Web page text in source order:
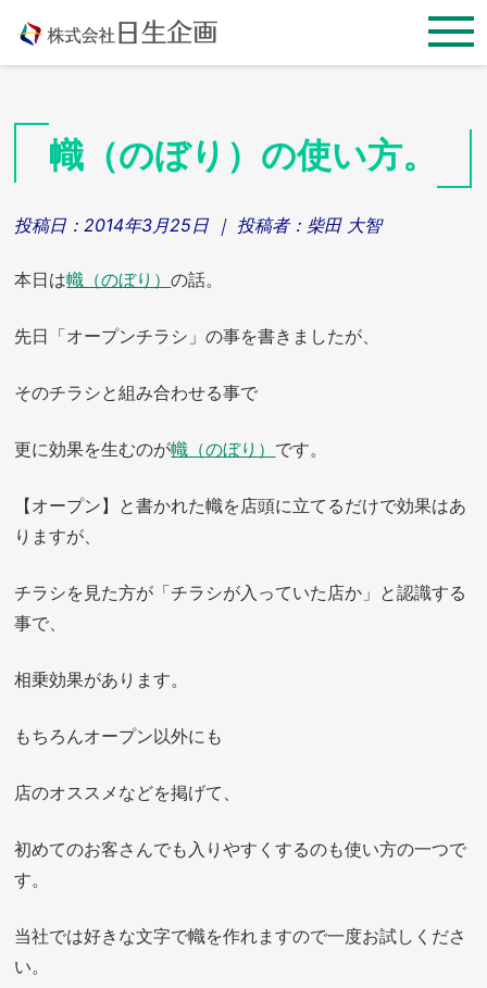
content
幟（のぼり）の使い方。
投稿日： 2014年3月25日 ｜ 投稿者： 柴田 大智
本日は幟（のぼり）の話。
先日「オープンチラシ」の事を書きましたが、
そのチラシと組み合わせる事で
更に効果を生むのが幟（のぼり） です。
【オープン】と書かれた幟を店頭に立てるだけで効果はあ
りますが、
チラシを見た方が「チラシが入っていた店か」と認識する
事で、
相乗効果があります。
もちろんオープン以外にも
店のオススメなどを掲げて、
初めてのお客さんでも入りやすくするのも使い方の一つで
す。
当社では好きな文字で幟を作れますので一度お試しくださ
い。